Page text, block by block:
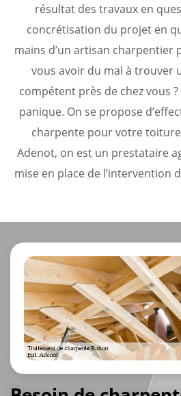
résultat des travaux en
concrétisation du projet en
mains d’un artisan charpentier
vous avoir du mal à trouver
compétent près de chez vous ?
panique. On se propose
charpente pour votre
Adenot, on est un prestataire
mise en place de l’intervention